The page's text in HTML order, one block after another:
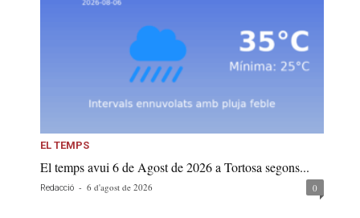
EL TEMPS
El temps avui 6 de Agost de 2026 a Tortosa segons...
Redacció - 6 d'agost de 2026 0